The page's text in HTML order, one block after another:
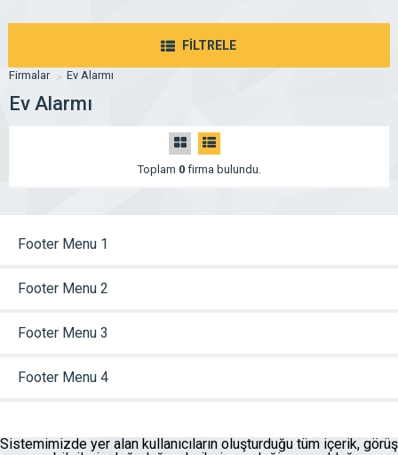
FİLTRELE
Firmalar Ev Alarmı
Ev Alarmı
Toplam 0firma bulundu.
Footer Menu 1
Footer Menu 2
Footer Menu 3
Footer Menu 4
Sistemimizde yer alan kullanıcıların oluşturduğu tüm içerik, görüş